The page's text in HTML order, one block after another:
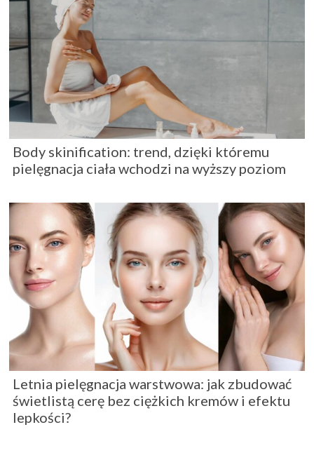
Body skinification: trend, dzięki któremu
pielęgnacja ciała wchodzi na wyższy poziom
Letnia pielęgnacja warstwowa: jak zbudować
świetlistą cerę bez ciężkich kremów i efektu
lepkości?